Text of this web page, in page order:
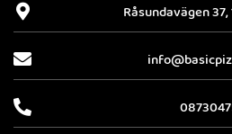
Råsundavägen 37,